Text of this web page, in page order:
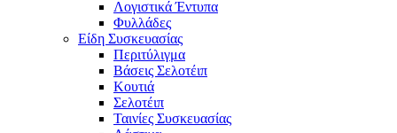
Λογιστικά Έντυπα
Φυλλάδες
Είδη Συσκευασίας
Περιτύλιγμα
Βάσεις Σελοτέιπ
Κουτιά
Σελοτέιπ
Ταινίες Συσκευασίας